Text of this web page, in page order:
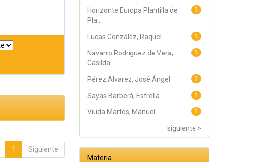
1 Siguiente
1
Horizonte Europa Plantilla de
Pla...
1
Lucas González, Raquel
1
Navarro Rodríguez de Vera,
Casilda
1
Pérez Alvarez, José Ángel
1
Sayas Barberá, Estrella
1
Viuda Martos, Manuel
siguiente >
Materia